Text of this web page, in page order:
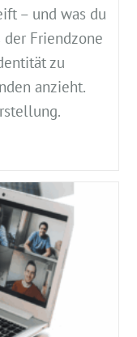
– und was du
der Friendzone
zu
anzieht.